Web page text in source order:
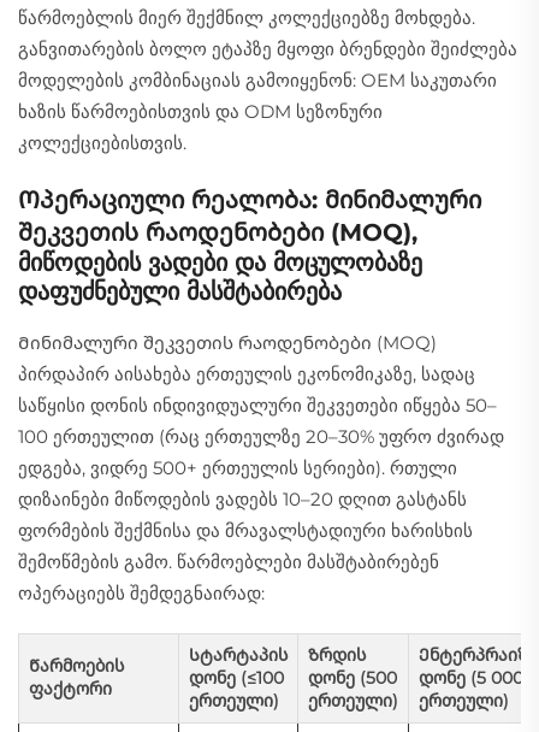
წარმოებლის მიერ შექმნილ კოლექციებზე მოხდება.
განვითარების ბოლო ეტაპზე მყოფი ბრენდები შეიძლება
მოდელების კომბინაციას გამოიყენონ: OEM საკუთარი
ხაზის წარმოებისთვის და ODM სეზონური
კოლექციებისთვის.
Ოპერაციული რეალობა: მინიმალური
შეკვეთის რაოდენობები (MOQ),
მიწოდების ვადები და მოცულობაზე
დაფუძნებული მასშტაბირება
Მინიმალური შეკვეთის რაოდენობები (MOQ)
პირდაპირ აისახება ერთეულის ეკონომიკაზე, სადაც
საწყისი დონის ინდივიდუალური შეკვეთები იწყება 50–
100 ერთეულით (რაც ერთეულზე 20–30% უფრო ძვირად
ედგება, ვიდრე 500+ ერთეულის სერიები). რთული
დიზაინები მიწოდების ვადებს 10–20 დღით გასტანს
ფორმების შექმნისა და მრავალსტადიური ხარისხის
შემოწმების გამო. წარმოებლები მასშტაბირებენ
ოპერაციებს შემდეგნაირად:
Წარმოების
ფაქტორი
Სტარტაპის
დონე (≤100
ერთეული)
Ზრდის
დონე (500
ერთეული)
დონე (5 000+
ერთეული)